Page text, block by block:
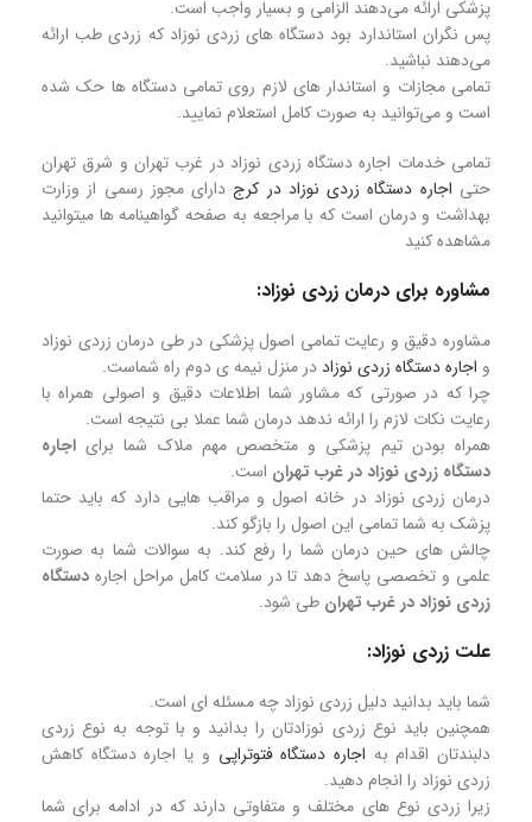
پزشکی ارائه می‌دهند الزامی و بسیار واجب است.
پس نگران استاندارد بود دستگاه های زردی نوزاد که زردی طب ارائه
می‌دهند نباشید.
تمامی مجازات و استاندار های لازم روی تمامی دستگاه ها حک شده
است و می‌توانید به صورت کامل استعلام نمایید.
تمامی خدمات اجاره دستگاه زردی نوزاد در غرب تهران و شرق تهران
حتی اجاره دستگاه زردی نوزاد در کرجدارای مجوز رسمی از وزارت
بهداشت و درمان است که با مراجعه به صفحه گواهینامه ها میتوانید
مشاهده کنید
مشاوره برای درمان زردی نوزاد:
مشاوره دقیق و رعایت تمامی اصول پزشکی در طی درمان زردی نوزاد
و اجاره دستگاه زردی نوزاد در منزل نیمه ی دوم راه شماست.
چرا که در صورتی که مشاور شما اطلاعات دقیق و اصولی همراه با
رعایت نکات لازم را ارائه ندهد درمان شما عملا بی نتیجه است.
همراه بودن تیم پزشکی و متخصص مهم ملاک شما برای اجاره
دستگاه زردی نوزاد در غرب تهران است.
درمان زردی نوزاد در خانه اصول و مراقب هایی دارد که باید حتما
پزشک به شما تمامی این اصول را بازگو کند.
چالش های حین درمان شما را رفع کند. به سوالات شما به صورت
علمی و تخصصی پاسخ دهد تا در سلامت کامل مراحل اجاره دستگاه
زردی نوزاد در غرب تهران طی شود.
علت زردی نوزاد:
شما باید بدانید دلیل زردی نوزاد چه مسئله ای است.
همچنین باید نوع زردی نوزادتان را بدانید و با توجه به نوع زردی
دلبندتان اقدام به اجاره دستگاه فتوتراپی و یا اجاره دستگاه کاهش
زردی نوزاد را انجام دهید.
زیرا زردی نوع های مختلف و متفاوتی دارند که در ادامه برای شما